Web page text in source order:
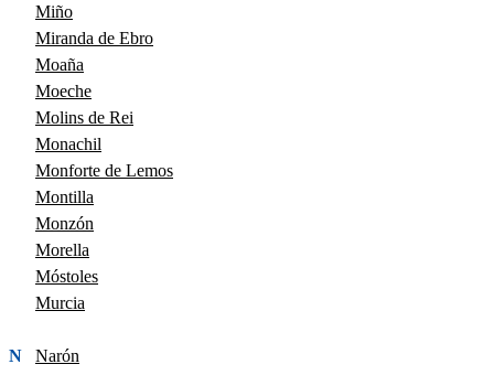
Miño
Miranda de Ebro
Moaña
Moeche
Molins de Rei
Monachil
Monforte de Lemos
Montilla
Monzón
Morella
Móstoles
Murcia
N
Narón